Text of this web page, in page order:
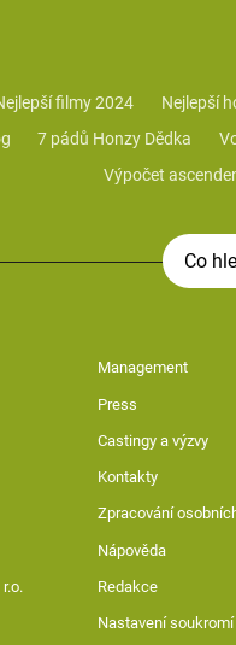
filmy 2024 Nejlepší
7 pádů Honzy Dědka
Výpočet
Management
Press
Castingy a výzvy
Kontakty
Zpracování
Nápověda
Redakce
Nastavení soukromí